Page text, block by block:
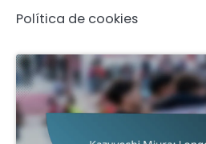
Política de cookies